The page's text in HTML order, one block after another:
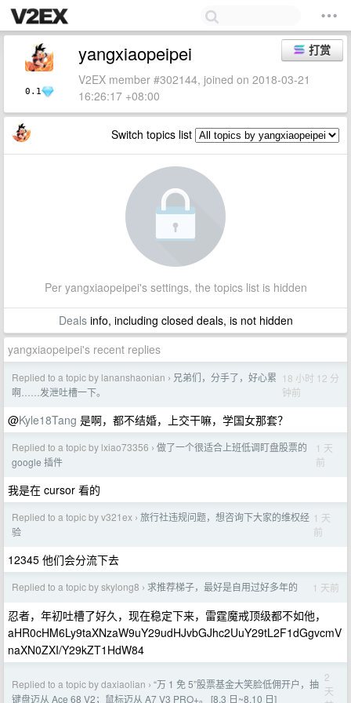
0.1
打赏
yangxiaopeipei
V2EX member #302144, joined on 2018-03-21
16:26:17 +08:00
Switch topics list
Per yangxiaopeipei's settings, the topics list is hidden
Dealsinfo, including closed deals, is not hidden
yangxiaopeipei's recent replies
Replied to a topic by lananshaonian › 兄弟们，分手了，好心累
啊……发泄吐槽一下。
18 小时 12 分
钟前
@Kyle18Tang 是啊，都不结婚，上交干嘛，学国女那套？
Replied to a topic by lxiao73356 › 做了一个很适合上班低调盯盘股票的
google 插件
1 天
前
我是在 cursor 看的
Replied to a topic by v321ex › 旅行社违规问题，想咨询下大家的维权经
验
1 天
前
12345 他们会分流下去
Replied to a topic by skylong8 › 求推荐梯子，最好是自用过好多年的 1 天前
忍者，年初吐槽了好久，现在稳定下来，雷霆魔戒顶级都不如他，
aHR0cHM6Ly9taXNzaW9uY29udHJvbGJhc2UuY29tL2F1dGgvcmV
naXN0ZXI/Y29kZT1HdW84
Replied to a topic by daxiaolian › “万 1 免 5”股票基金大笑脸低佣开户，抽
键盘迈从 Ace 68 V2；鼠标迈从 A7 V3 PRO+。 [8.3 日~8.10 日]
2
天